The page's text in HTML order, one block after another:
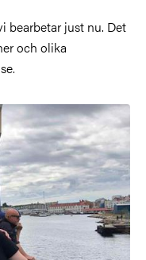
bearbetar just nu. Det
och olika